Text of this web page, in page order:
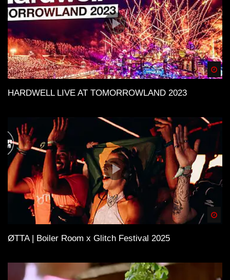
HARDWELL LIVE AT TOMORROWLAND 2023
ØTTA | Boiler Room x Glitch Festival 2025